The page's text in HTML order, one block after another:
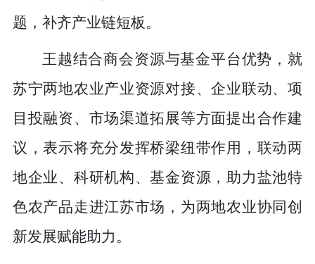
题，补齐产业链短板。
王越结合商会资源与基金平台优势，就
苏宁两地农业产业资源对接、企业联动、项
目投融资、市场渠道拓展等方面提出合作建
议，表示将充分发挥桥梁纽带作用，联动两
地企业、科研机构、基金资源，助力盐池特
色农产品走进江苏市场，为两地农业协同创
新发展赋能助力。